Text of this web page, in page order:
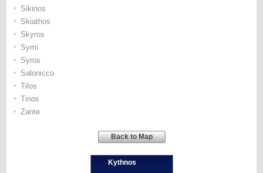
• Sikinos
• Skiathos
• Skyros
• Symi
• Syros
• Salonicco
• Tilos
• Tinos
• Zante
Back to Map
Kythnos